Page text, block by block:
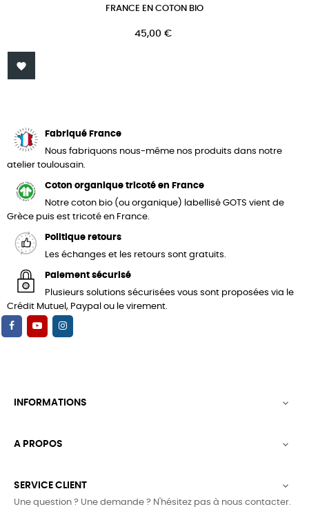
FRANCE EN COTON BIO
Prix
45,00 €

Fabriqué France
Nous fabriquons nous-même nos produits dans notre
atelier toulousain.
Coton organique tricoté en France
Notre coton bio (ou organique) labellisé GOTS vient de
Grèce puis est tricoté en France.
Politique retours
Les échanges et les retours sont gratuits.
Paiement sécurisé
Plusieurs solutions sécurisées vous sont proposées via le
Crédit Mutuel, Paypal ou le virement.
INFORMATIONS 
A PROPOS 
SERVICE CLIENT 
Une question ? Une demande ? N'hésitez pas à nous contacter.